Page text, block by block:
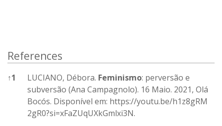
References
↑1 LUCIANO, Débora. Feminismo: perversão e
subversão (Ana Campagnolo). 16 Maio. 2021, Olá
Bocós. Disponível em: https://youtu.be/h1z8gRM
2gR0?si=xFaZUqUXkGmlxi3N.